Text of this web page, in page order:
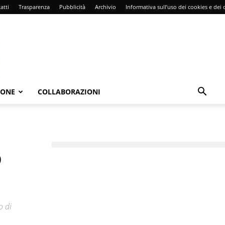
Trasparenza Pubblicità Archivio Informativa sull’uso dei cookies e dei
COLLABORAZIONI
di